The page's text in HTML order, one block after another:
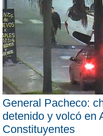
General Pacheco:
detenido y volcó en
Constituyentes